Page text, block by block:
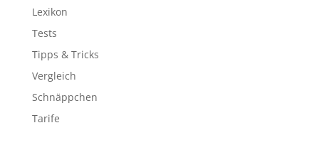
Lexikon
Tests
Tipps & Tricks
Vergleich
Schnäppchen
Tarife